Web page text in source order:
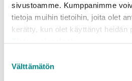
sivustoamme. Kumppanimme
tietoja muihin tietoihin, joita olet
kerätty, kun olet käyttänyt heidän
valinta
Välttämätön
Av de nuvarande
Rosk´n Roll Oy Ab:s styrelse
och Rolf Oinonen från Lojo,
medlem till styrelsen valdes
Högfors. Som